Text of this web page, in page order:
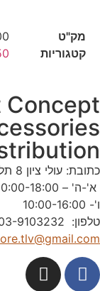
מק"ט
קטגוריות
Concept
כתובת: עולי ציון 8 תל-אביב יפו
א'-ה' – 10:00-18:00
ו'- 10:00-16:00
טלפון: 03-9103232